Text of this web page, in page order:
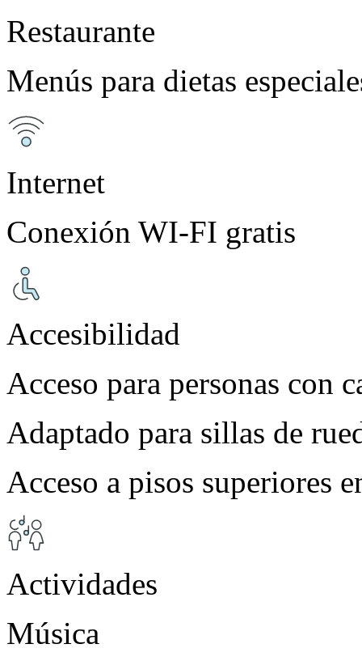
Restaurante
Menús para dietas
Internet
Conexión WI-FI gratis
Accesibilidad
Acceso para personas con
Adaptado para sillas de
Acceso a pisos superiores
Actividades
Música